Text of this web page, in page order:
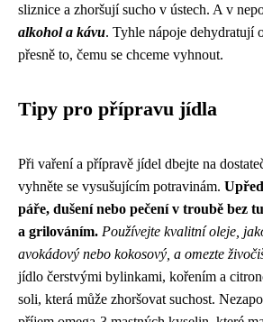
sliznice a zhoršují sucho v ústech. A v
alkohol a kávu. Tyhle nápoje dehydratují
přesně to, čemu se chceme vyhnout.
Tipy pro přípravu jídla
Při vaření a přípravě jídel dbejte na
vyhněte se vysušujícím potravinám.
páře, dušení nebo pečení v troubě bez
a grilováním. Používejte kvalitní oleje,
avokádový nebo kokosový, a omezte
jídlo čerstvými bylinkami, kořením a
soli, která může zhoršovat suchost.